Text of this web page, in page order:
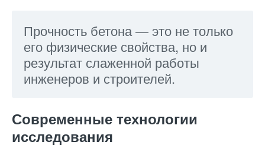
Прочность бетона — это не только
его физические свойства, но и
результат слаженной работы
инженеров и строителей.
Современные технологии
исследования